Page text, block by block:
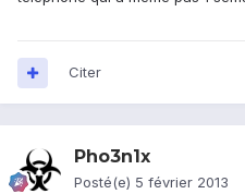
Citer
Pho3n1x
Posté(e) 5 février 2013